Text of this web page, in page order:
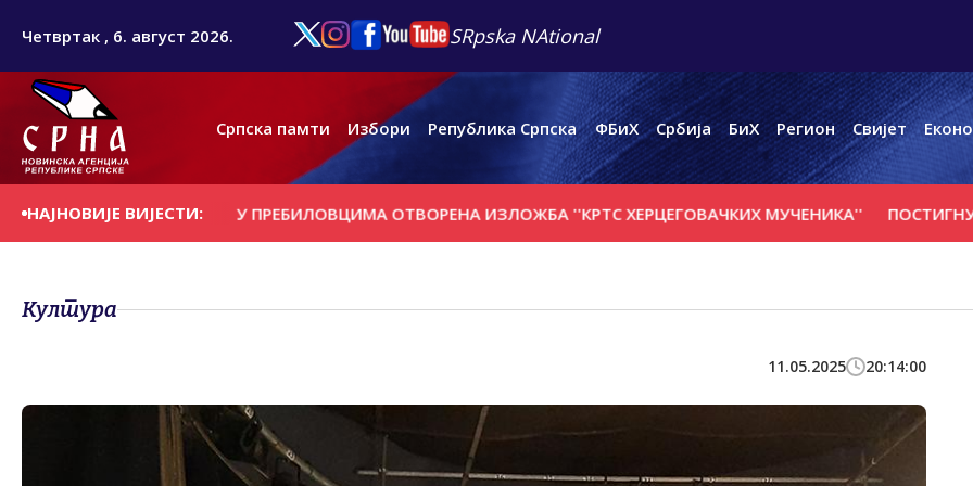
Четвртак , 6. август 2026. SRpska NAtional
Српска памти Избори Република Српска ФБиХ Србија БиХ Регион Свијет
НАЈНОВИЈЕ ВИЈЕСТИ:
ДАНАШЊИ ДАН У ПРЕБИЛОВЦИМА ОTВОРЕНА ИЗЛОЖБА ''КРTС ХЕРЦЕГОВАЧКИХ МУЧЕНИКА'' ПОСТИГНУТ
Култура
11.05.2025 20:14:00